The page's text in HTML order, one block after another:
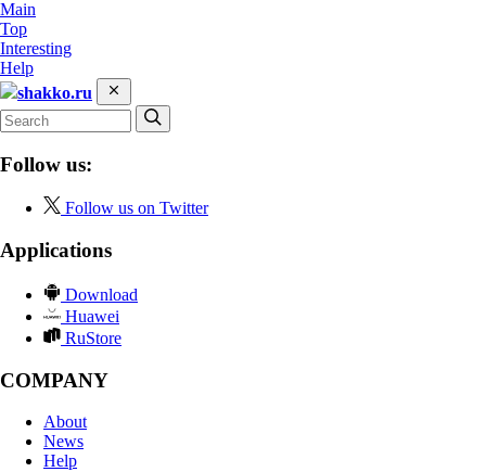
Main
Top
Interesting
Help
shakko.ru
Follow us:
Follow us on Twitter
Applications
Download
Huawei
RuStore
COMPANY
About
News
Help